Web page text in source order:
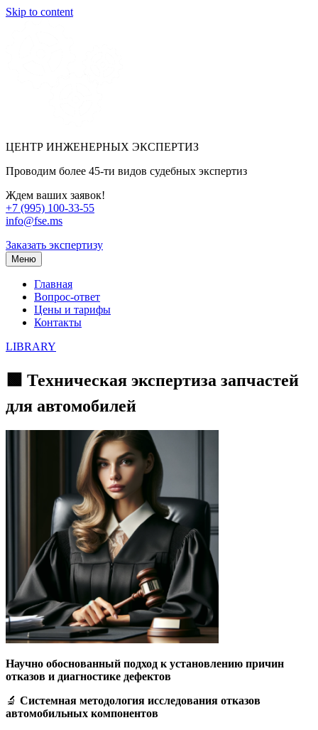
Skip to content
ЦЕНТР ИНЖЕНЕРНЫХ ЭКСПЕРТИЗ
Проводим более 45-ти видов судебных экспертиз
Ждем ваших заявок!
+7 (995) 100-33-55
info@fse.ms
Заказать экспертизу
Меню
Главная
Вопрос-ответ
Цены и тарифы
Контакты
LIBRARY
🟩 Техническая экспертиза запчастей
для автомобилей
Научно обоснованный подход к установлению причин
отказов и диагностике дефектов
🔬 Системная методология исследования отказов
автомобильных компонентов